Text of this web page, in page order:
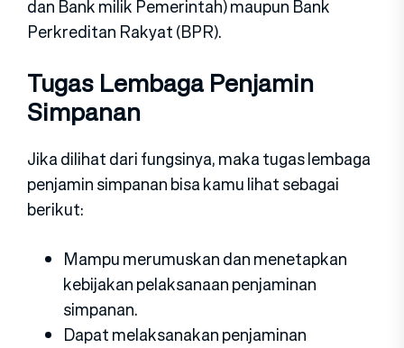
dan Bank milik Pemerintah) maupun Bank
Perkreditan Rakyat (BPR).
Tugas Lembaga Penjamin
Simpanan
Jika dilihat dari fungsinya, maka tugas lembaga
penjamin simpanan bisa kamu lihat sebagai
berikut:
Mampu merumuskan dan menetapkan
kebijakan pelaksanaan penjaminan
simpanan.
Dapat melaksanakan penjaminan